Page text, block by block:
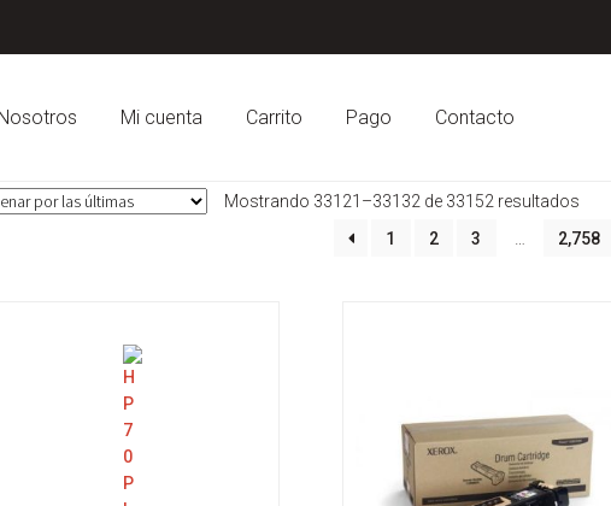
Mi cuenta Carrito Pago Contacto
Mostrando 33121–33132 de 33152 resultados
1 2 3 2,758